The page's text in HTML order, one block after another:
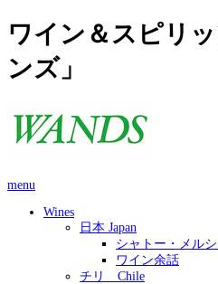
ワイン＆スピリ
ンズ」
menu
Wines
日本 Japan
シャトー・メル
ワイン余話
チリ Chile